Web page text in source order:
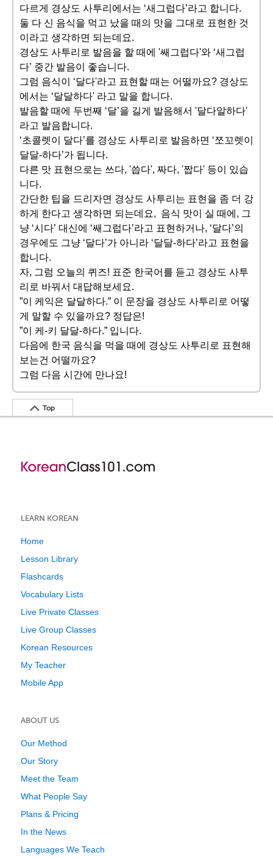
다르게 경상도 사투리에서는 ‘새그럽다’라고 합니다.
둘 다 신 음식을 먹고 났을 때의 맛을 그대로 표현한 것
이라고 생각하면 되는데요.
경상도 사투리로 발음을 할 때에 '쌔그럽다'와 ‘새그럽
다’ 중간 발음이 좋습니다.
그럼 음식이 ‘달다'라고 표현할 때는 어떨까요? 경상도
에서는 ‘달달하다' 라고 말을 합니다.
발음할 때에 두번째 ‘달’을 길게 발음해서 '달다알하다'
라고 발음합니다.
‘초콜렛이 달다’를 경상도 사투리로 발음하면 ‘쪼꼬렛이
달달-하다’가 됩니다.
다른 맛 표현으로는 쓰다, '씁다', 짜다, '짭다' 등이 있습
니다.
간단한 팁을 드리자면 경상도 사투리는 표현을 좀 더 강
하게 한다고 생각하면 되는데요, 음식 맛이 실 때에, 그
냥 ‘시다’ 대신에 ‘쌔그럽다’라고 표현하거나, ‘달다’의
경우에도 그냥 ‘달다’가 아니라 ‘달달-하다’라고 표현을
합니다.
자, 그럼 오늘의 퀴즈! 표준 한국어를 듣고 경상도 사투
리로 바꿔서 대답해보세요.
”이 케익은 달달하다.” 이 문장을 경상도 사투리로 어떻
게 말할 수 있을까요? 정답은!
”이 케-키 달달-하다.” 입니다.
다음에 한국 음식을 먹을 때에 경상도 사투리로 표현해
보는건 어떨까요?
그럼 다음 시간에 만나요!
Top
LEARN KOREAN
Home
Lesson Library
Flashcards
Vocabulary Lists
Live Private Classes
Live Group Classes
Korean Resources
My Teacher
Mobile App
ABOUT US
Our Method
Our Story
Meet the Team
What People Say
Plans & Pricing
In the News
Languages We Teach